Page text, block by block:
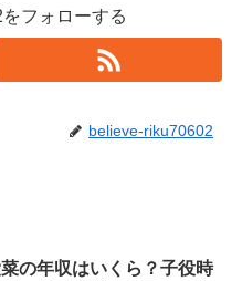
フォローする
believe-riku70602
の年収はいくら？子役時